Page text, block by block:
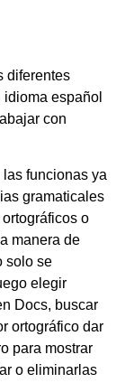
diferentes
español
con
funcionas ya
gramaticales
o
manera de
solo se
elegir
Docs, buscar
ortográfico dar
para mostrar
o eliminarlas